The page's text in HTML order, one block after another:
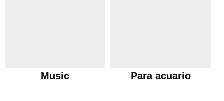
Music Para acuario